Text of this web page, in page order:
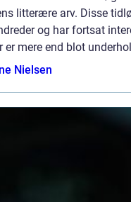
litterære arv. Disse
og har fortsat
er mere end blot
Nielsen